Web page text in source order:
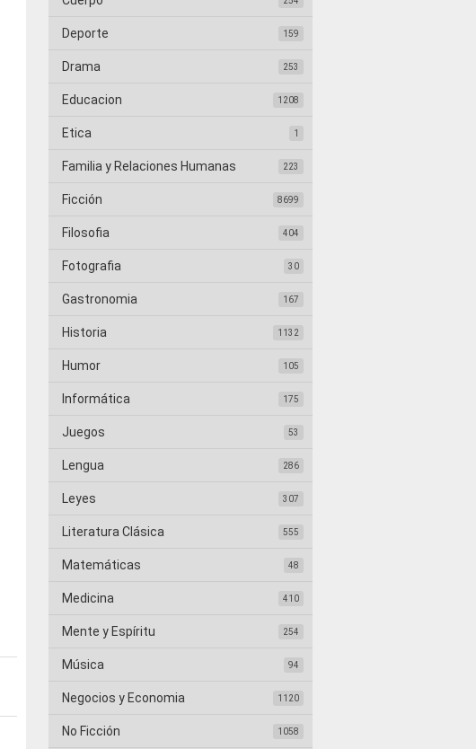
Deporte 159
Drama 253
Educacion 1208
Etica 1
Familia y Relaciones Humanas 223
Ficción 8699
Filosofia 404
Fotografia 30
Gastronomia 167
Historia 1132
Humor 105
Informática 175
Juegos 53
Lengua 286
Leyes 307
Literatura Clásica 555
Matemáticas 48
Medicina 410
Mente y Espíritu 254
Música 94
Negocios y Economia 1120
No Ficción 1058